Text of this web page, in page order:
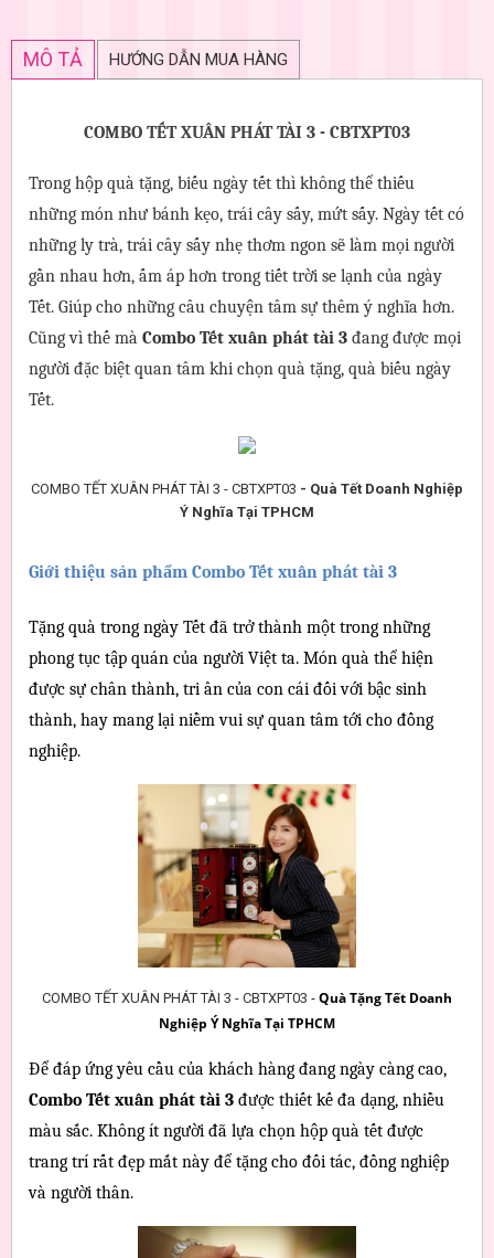
MÔ TẢ HƯỚNG DẪN MUA HÀNG
COMBO TẾT XUÂN PHÁT TÀI 3 - CBTXPT03
Trong hộp quà tặng, biếu ngày tết thì không thể thiếu
những món như bánh kẹo, trái cây sấy, mứt sấy. Ngày tết có
những ly trà, trái cây sấy nhẹ thơm ngon sẽ làm mọi người
gần nhau hơn, ấm áp hơn trong tiết trời se lạnh của ngày
Tết. Giúp cho những câu chuyện tâm sự thêm ý nghĩa hơn.
Cũng vì thế mà Combo Tết xuân phát tài 3 đang được mọi
người đặc biệt quan tâm khi chọn quà tặng, quà biếu ngày
Tết.
COMBO TẾT XUÂN PHÁT TÀI 3 - CBTXPT03 - Quà Tết Doanh Nghiệp
Ý Nghĩa Tại TPHCM
Giới thiệu sản phẩm Combo Tết xuân phát tài 3
Tặng quà trong ngày Tết đã trở thành một trong những
phong tục tập quán của người Việt ta. Món quà thể hiện
được sự chân thành, tri ân của con cái đối với bậc sinh
thành, hay mang lại niềm vui sự quan tâm tới cho đồng
nghiệp.
COMBO TẾT XUÂN PHÁT TÀI 3 - CBTXPT03 -Quà Tặng Tết Doanh
Nghiệp Ý Nghĩa Tại TPHCM
Combo Tết xuân phát tài 3 được thiết kế đa dạng, nhiều
màu sắc. Không ít người đã lựa chọn hộp quà tết được
trang trí rất đẹp mắt này để tặng cho đối tác, đồng nghiệp
và người thân.